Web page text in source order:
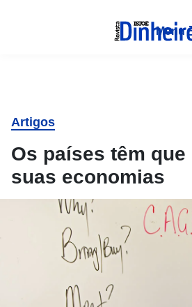
Menu
Artigos
Os países têm
suas economias